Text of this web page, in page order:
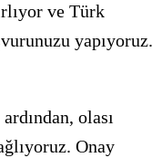
ve Türk
yapıyoruz.
olası
Onay